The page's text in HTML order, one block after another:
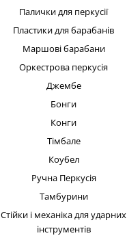
Палички для перкусії
Пластики для барабанів
Маршові барабани
Оркестрова перкусія
Джембе
Бонги
Конги
Тімбале
Коубел
Ручна Перкусія
Тамбурини
Стійки і механіка для ударних
інструментів